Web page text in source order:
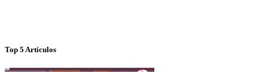
Top 5 Artículos